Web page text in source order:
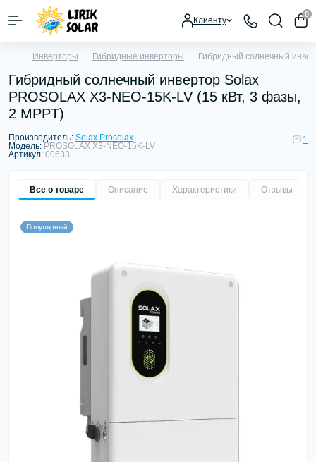
Клиенту
0
Инверторы Гибридные инверторы Гибридный солнечный
Гибридный солнечный инвертор Solax
PROSOLAX X3-NEO-15K-LV (15 кВт, 3 фазы,
2 MPPT)
Производитель: Solax Prosolax
Модель: PROSOLAX X3-NEO-15K-LV
Артикул: 00633
1
Все о товаре Описание Характеристики Отзывы
Популярный